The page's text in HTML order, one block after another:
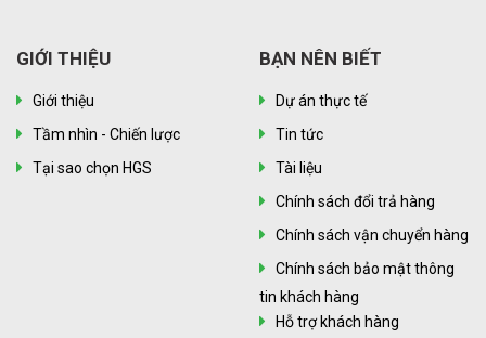
GIỚI THIỆU
Giới thiệu
Tầm nhìn - Chiến lược
Tại sao chọn HGS
BẠN NÊN BIẾT
Dự án thực tế
Tin tức
Tài liệu
Chính sách đổi trả hàng
Chính sách vận chuyển hàng
Chính sách bảo mật thông
tin khách hàng
Hỗ trợ khách hàng